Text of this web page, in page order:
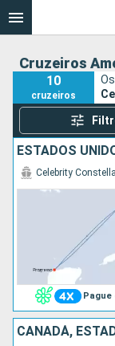
Cruzeiros
10
cruzeiros
ESTADOS
Pague
Celebrity
CANADÁ,